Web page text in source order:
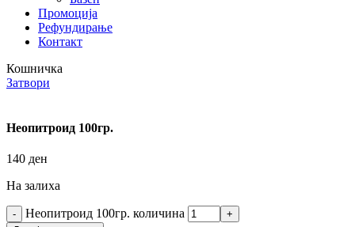
Промоција
Рефундирање
Контакт
Кошничка
Затвори
Неопитроид 100гр.
140 ден
На залиха
Неопитроид 100гр. количина